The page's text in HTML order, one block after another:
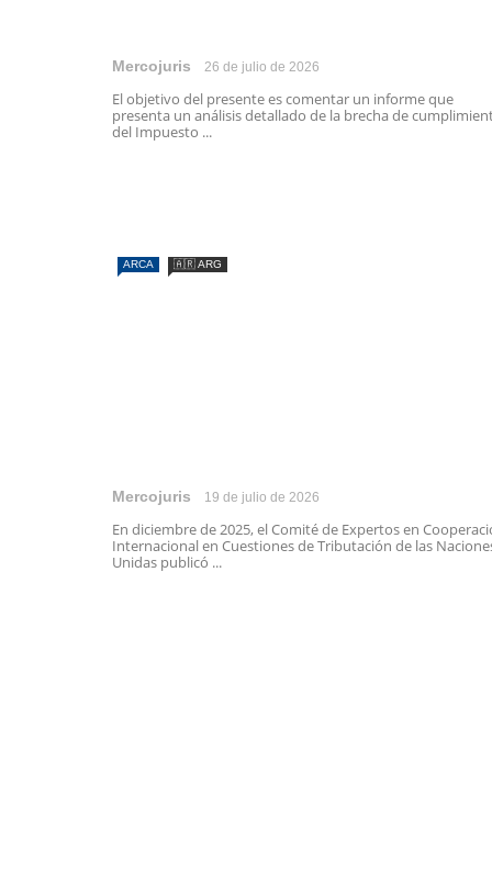
Mercojuris 26 de julio de 2026
El objetivo del presente es comentar un informe que
presenta un análisis detallado de la brecha de
del Impuesto ...
ARCA 🇦🇷 ARG
Mercojuris 19 de julio de 2026
En diciembre de 2025, el Comité de Expertos en
Internacional en Cuestiones de Tributación de las
Unidas publicó ...